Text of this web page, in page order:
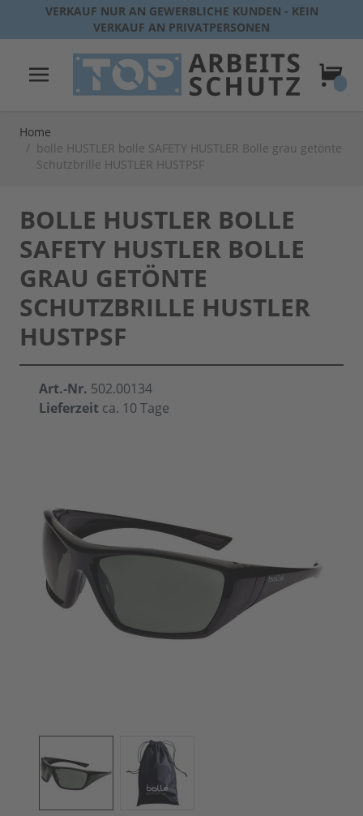
Direkt zum Inhalt
VERKAUF NUR AN GEWERBLICHE KUNDEN - KEIN
VERKAUF AN PRIVATPERSONEN
Home
/ bolle HUSTLER bolle SAFETY HUSTLER Bolle grau getönte
Schutzbrille HUSTLER HUSTPSF
BOLLE HUSTLER BOLLE
SAFETY HUSTLER BOLLE
GRAU GETÖNTE
SCHUTZBRILLE HUSTLER
HUSTPSF
Art.-Nr. 502.00134
Lieferzeit ca. 10 Tage